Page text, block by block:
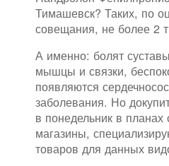
Тимашевск? Таких, по
совещания, не более 2
А именно: болят
мышцы и связки,
появляются
заболевания. Но
в понедельник в
магазины,
товаров для данных